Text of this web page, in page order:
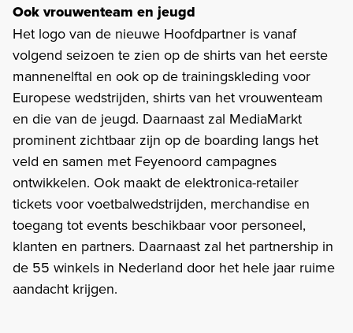
Ook vrouwenteam en jeugd
Het logo van de nieuwe Hoofdpartner is vanaf
volgend seizoen te zien op de shirts van het eerste
mannenelftal en ook op de trainingskleding voor
Europese wedstrijden, shirts van het vrouwenteam
en die van de jeugd. Daarnaast zal MediaMarkt
prominent zichtbaar zijn op de boarding langs het
veld en samen met Feyenoord campagnes
ontwikkelen. Ook maakt de elektronica-retailer
tickets voor voetbalwedstrijden, merchandise en
toegang tot events beschikbaar voor personeel,
klanten en partners. Daarnaast zal het partnership in
de 55 winkels in Nederland door het hele jaar ruime
aandacht krijgen.